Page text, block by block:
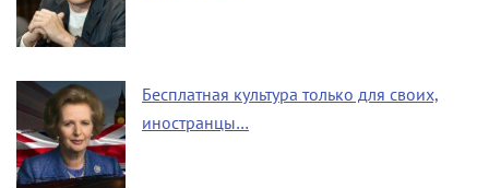
Бесплатная культура только для своих,
иностранцы…